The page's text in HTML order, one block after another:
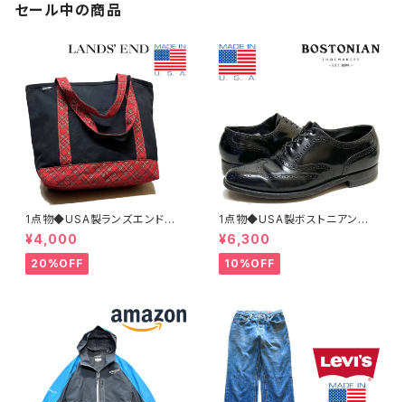
セール中の商品
1点物◆USA製ランズエンド黒ト
ートバッグ鞄カバン古着メンズレ
ディースOKアメカジ90sストリ
ート/スポーツUSAブランド中古
エコバッグ348659
¥4,000
20%OFF
1点物◆USA製ボストニアン黒
革靴レザーシューズ古着メンズ2
6.5レディースOKアメカジ90s
ストリートUSスポーツ中古スニ
ーカーBOSTONIAN362316
¥6,300
10%OFF